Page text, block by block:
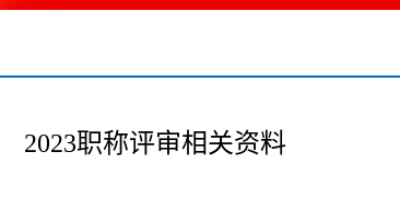
2023职称评审相关资料